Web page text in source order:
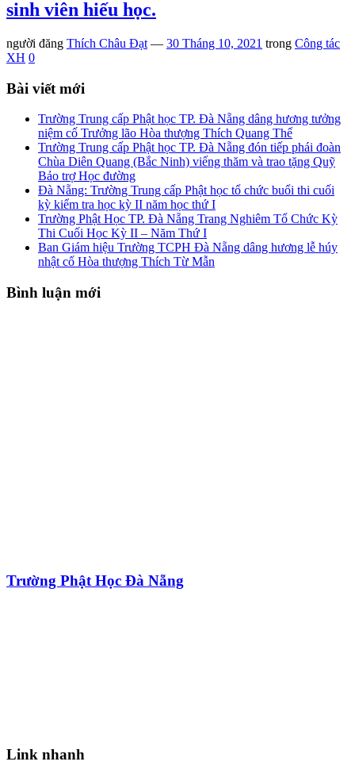
sinh viên hiếu học.
người đăng Thích Châu Đạt — 30 Tháng 10, 2021 trong Công tác
XH 0
Bài viết mới
Trường Trung cấp Phật học TP. Đà Nẵng dâng hương tưởng
niệm cố Trưởng lão Hòa thượng Thích Quang Thể
Trường Trung cấp Phật học TP. Đà Nẵng đón tiếp phái đoàn
Chùa Diên Quang (Bắc Ninh) viếng thăm và trao tặng Quỹ
Bảo trợ Học đường
Đà Nẵng: Trường Trung cấp Phật học tổ chức buổi thi cuối
kỳ kiểm tra học kỳ II năm học thứ I
Trường Phật Học TP. Đà Nẵng Trang Nghiêm Tổ Chức Kỳ
Thi Cuối Học Kỳ II – Năm Thứ I
Ban Giám hiệu Trường TCPH Đà Nẵng dâng hương lễ húy
nhật cố Hòa thượng Thích Từ Mẫn
Bình luận mới
Trường Phật Học Đà Nẵng
Link nhanh